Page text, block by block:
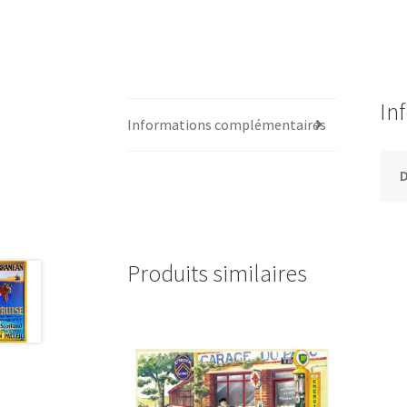
Informations complémentaires
Produits similaires